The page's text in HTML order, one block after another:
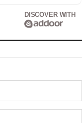
DISCOVER WITH